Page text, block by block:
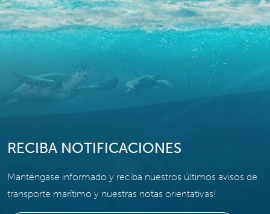
RECIBA NOTIFICACIONES
Manténgase informado y reciba nuestros últimos avisos de
transporte marítimo y nuestras notas orientativas!